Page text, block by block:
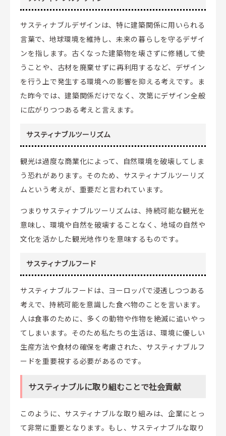
サスティナブルデザインは、特に建築関係に用いられる
言葉で、地球環境を維持し、未来の暮らしを守るデザイ
ンを指します。古くなった建築物を壊さずに修繕して使
うことや、古材を廃棄せずに再利用するなど、デザイン
を行う上で発生する環境への影響を抑える考えです。ま
た昨今では、建築関係だけでなく、次第にデザイン全般
に広がりつつある考えと言えます。
サスティナブルツーリズム
観光は過度な商業化によって、自然環境を破壊してしま
う恐れがあります。そのため、サスティナブルツーリズ
ムという考えが、重要だと言われています。
つまりサスティナブルツーリズムは、持続可能な観光を
意味し、環境や自然を破壊することなく、地域の自然や
文化を活かした観光地作りを意味するものです。
サスティナブルフード
サスティナブルフードは、ヨーロッパで浸透しつつある
考えで、持続可能を意識した食べ物のことを言います。
人は食事のために、多くの動物や作物を絶滅に追いやっ
てしまいます。そのため私たちの生活は、環境に優しい
生産方法や食材の確保を考慮された、サスティナブルフ
ードを重要視する必要があるのです。
サスティナブルに取り組むことで社会貢献
このように、サスティナブルな取り組みは、企業にとっ
て非常に重要となります。もし、サスティナブルな取り